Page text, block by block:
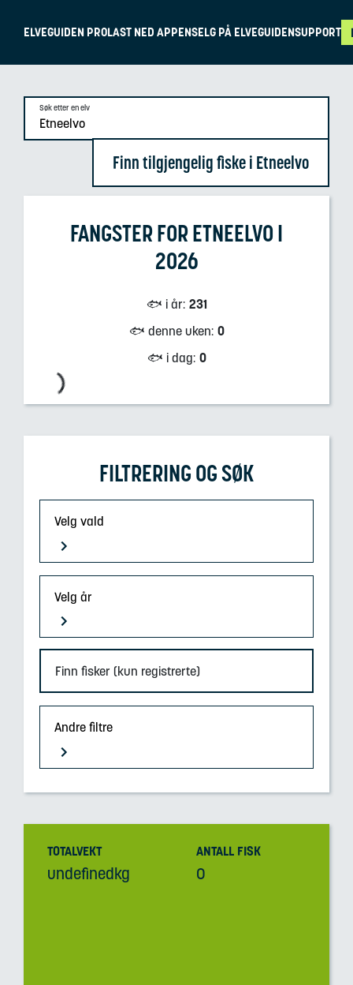
ELVEGUIDEN PROLAST NED APPENSELG PÅ ELVEGUIDENSUPPORT
Søk etter en elv
Finn tilgjengelig fiske i Etneelvo
FANGSTER FORETNEELVOI
2026
🐟 i år: 231
🐟 denne uken: 0
🐟 i dag: 0
FILTRERING OG SØK
Velg vald
Velg år
Finn fisker (kun registrerte)
Andre filtre
TOTALVEKT
undefinedkg
ANTALL FISK
0